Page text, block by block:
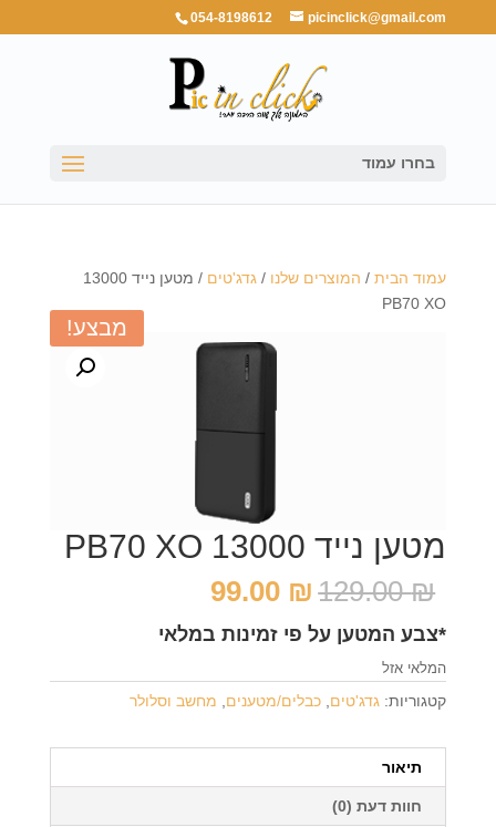
054-8198612 picinclick@gmail.com
בחרו עמוד
עמוד הבית/ המוצרים שלנו / גדג'טים
/ מטען נייד 13000
PB70 XO
מבצע!
מטען נייד 13000 PB70 XO
129.00₪ המחיר
המקורי
היה:
99.00 ₪ המחיר
הנוכחי
הוא:
*צבע המטען על פי זמינות במלאי
המלאי אזל
קטגוריות: גדג'טים כבלים/מטענים מחשב וסלולר
תיאור
חוות דעת (0)